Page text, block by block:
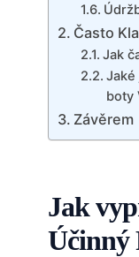
Často
Jak
boty
Závěrem
Jak
Účinný